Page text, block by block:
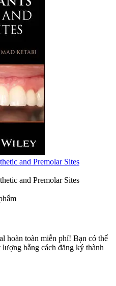
and Premolar Sites
and Premolar Sites
hoàn toàn miễn phí! Bạn có thể
bằng cách đăng ký thành